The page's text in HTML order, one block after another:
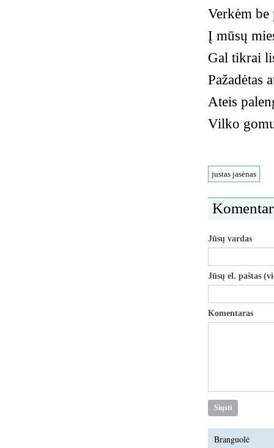
Verkėm
Į mūsų
Gal tikrai
Pažadėtas
Ateis
Vilko
justas jasėnas
Jūsų vardas
Jūsų el. paštas
Komentaras
Branguolė